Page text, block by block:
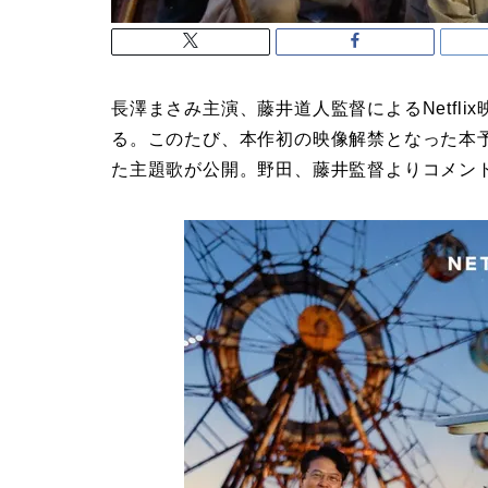
長澤まさみ主演、藤井道人監督によるNetflix
る。このたび、本作初の映像解禁となった
た主題歌が公開。野田、藤井監督よりコメン